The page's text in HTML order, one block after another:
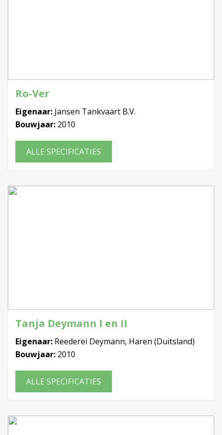
Ro-Ver
Eigenaar: Jansen Tankvaart B.V.
Bouwjaar: 2010
ALLE SPECIFICATIES
Tanja Deymann I en II
Eigenaar: Reederei Deymann, Haren (Duitsland)
Bouwjaar: 2010
ALLE SPECIFICATIES